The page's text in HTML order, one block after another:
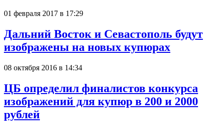
01 февраля 2017 в 17:29
Дальний Восток и Севастополь будут
изображены на новых купюрах
08 октября 2016 в 14:34
ЦБ определил финалистов конкурса
изображений для купюр в 200 и 2000
рублей